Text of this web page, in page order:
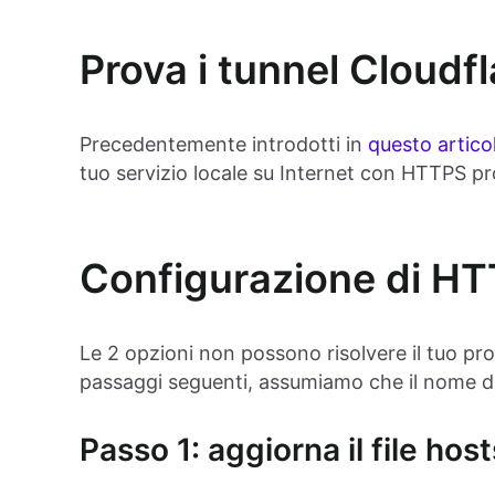
Prova i tunnel
Precedentemente introdotti in questo
tuo servizio locale su Internet con HTTPS
Configurazione di
Le 2 opzioni non possono risolvere il tuo
passaggi seguenti, assumiamo che il nome
Passo 1: aggiorna il file